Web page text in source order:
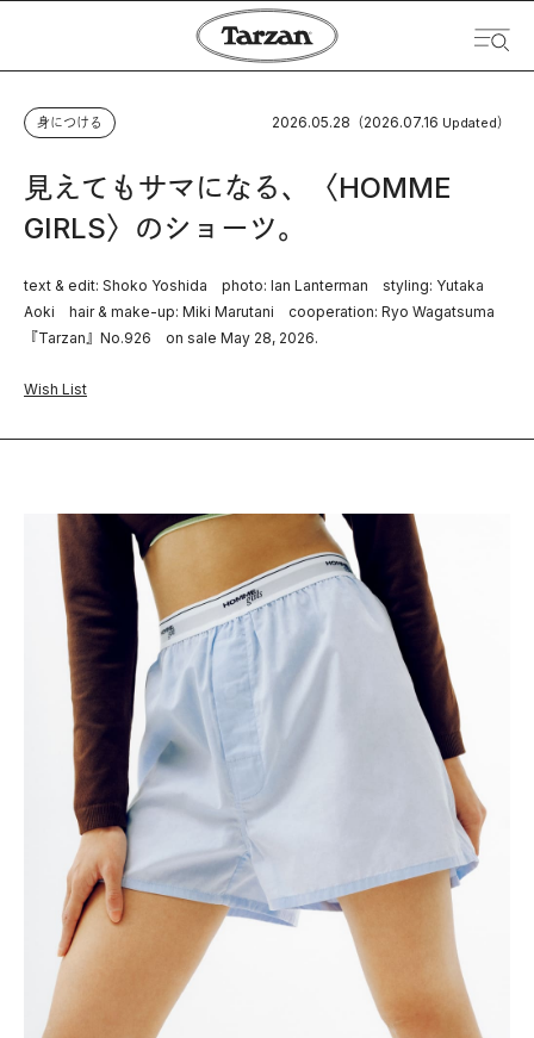
身につける 2026.05.28 （2026.07.16 Updated）
見えてもサマになる、〈HOMME
GIRLS〉のショーツ。
text & edit: Shoko Yoshida photo: Ian Lanterman styling: Yutaka
Aoki hair & make-up: Miki Marutani cooperation: Ryo Wagatsuma
『Tarzan』No.926 on sale May 28, 2026.
Wish List